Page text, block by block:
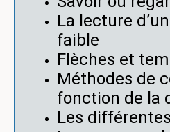
La lecture
faible
Flèches et
Méthodes de
fonction de la
Les